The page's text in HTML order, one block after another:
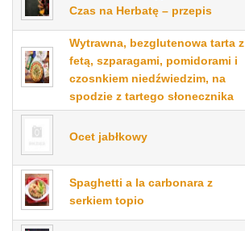
Czas na Herbatę – przepis
Wytrawna, bezglutenowa tarta z
fetą, szparagami, pomidorami i
czosnkiem niedźwiedzim, na
spodzie z tartego słonecznika
Ocet jabłkowy
Spaghetti a la carbonara z
serkiem topio